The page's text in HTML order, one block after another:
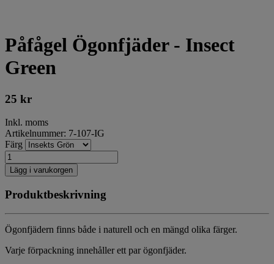
Påfågel Ögonfjäder - Insect
Green
25 kr
Inkl. moms
Artikelnummer: 7-107-IG
Färg
Lägg i varukorgen
Produktbeskrivning
Ögonfjädern finns både i naturell och en mängd olika färger.
Varje förpackning innehåller ett par ögonfjäder.